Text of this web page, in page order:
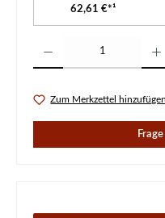
62,61 €*¹
Zum Merkzettel hinzufügen